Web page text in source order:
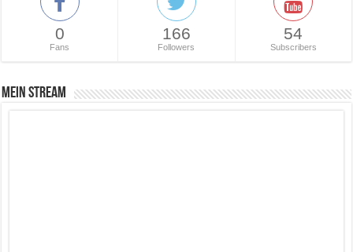
0
Fans
166
Followers
54
Subscribers
Mein Stream